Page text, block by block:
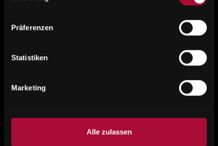
Präferenzen
Statistiken
Marketing
Alle zulassen
2003
Erweiterung der
Planungsabteilung, sowie